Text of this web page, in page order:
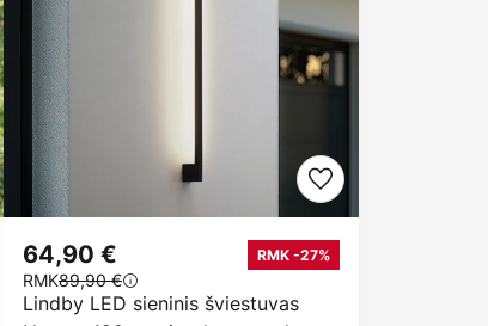
Lindby LED sieninis šviestuvas
64,90 € RMK -27%
RMK89,90 €